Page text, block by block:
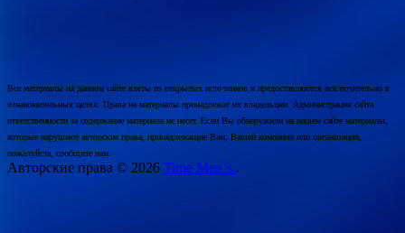
Все материалы на данном сайте взяты из открытых источников и предоставляются исключительно в
ознакомительных целях. Права на материалы принадлежат их владельцам. Администрация сайта
ответственности за содержание материала не несет. Если Вы обнаружили на нашем сайте материалы,
которые нарушают авторские права, принадлежащие Вам, Вашей компании или организации,
пожалуйста, сообщите нам.
Авторские права © 2026 Time Men`s..